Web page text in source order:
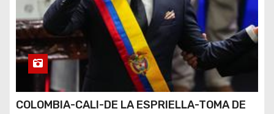
COLOMBIA-CALI-DE LA ESPRIELLA-TOMA DE